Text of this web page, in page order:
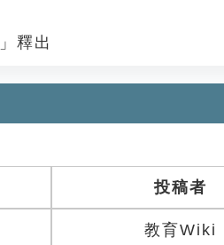
」釋出
投稿者
教育Wiki